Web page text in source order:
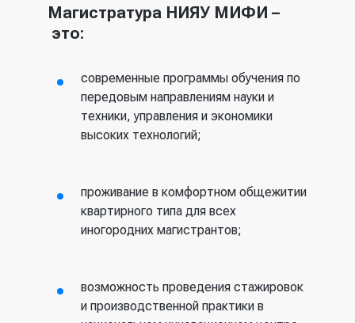
Магистратура НИЯУ МИФИ –
это:
современные программы обучения по
передовым направлениям науки и
техники, управления и экономики
высоких технологий;
проживание в комфортном общежитии
квартирного типа для всех
иногородних магистрантов;
возможность проведения стажировок
и производственной практики в